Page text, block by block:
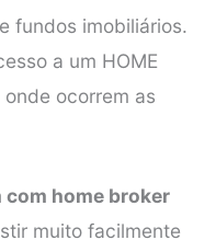
fundos imobiliários.
a um HOME
onde ocorrem as
com home broker
muito facilmente